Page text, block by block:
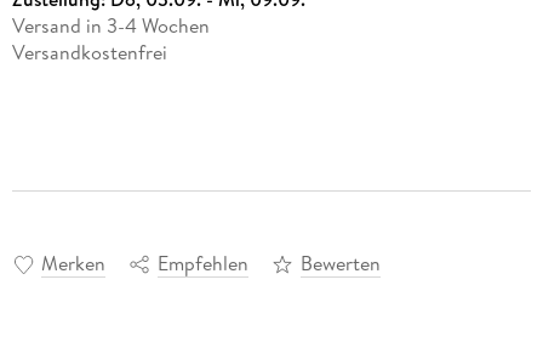
Versand in 3-4 Wochen
Versandkostenfrei
Merken Empfehlen Bewerten